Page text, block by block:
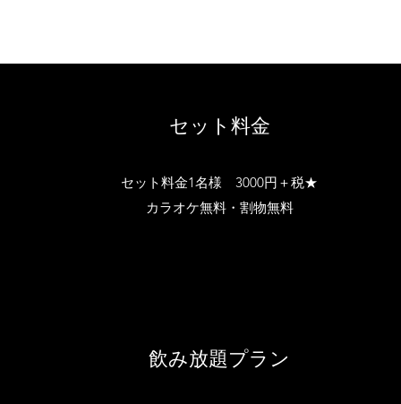
セット料金
セット料金1名様 3000円＋税★
カラオケ無料・割物無料
飲み放題プラン